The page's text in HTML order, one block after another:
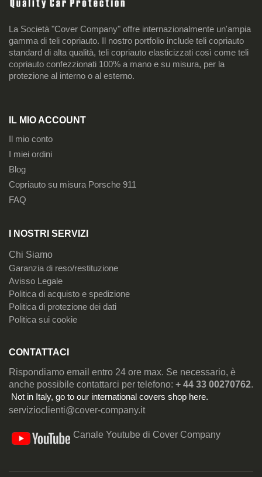
La Società "Cover Company" offre internazionalmente un'ampia
gamma di teli copriauto. Il nostro portfolio include teli copriauto
standard di alta qualità, teli copriauto elasticizzati così come teli
copriauto confezzionati 100% a mano e su misura, per la
protezione al interno o al esterno.
IL MIO ACCOUNT
Il mio conto
I miei ordini
Blog
Copriauto su misura Porsche 911
FAQ
I NOSTRI SERVIZI
Chi Siamo
Garanzia di reso/restituzione
Avisso Legale
Politica di acquisto e spedizione
Politica di protezione dei dati
Politica sui cookie
CONTATTACI
Rispondiamo email entro 24 ore max. Se necessario, è
anche possibile contattarci per telefono: + 44 33 00270762.
Not in Italy, go to our international covers shop here.
servizioclienti@cover-company.it
Canale Youtube di Cover Company